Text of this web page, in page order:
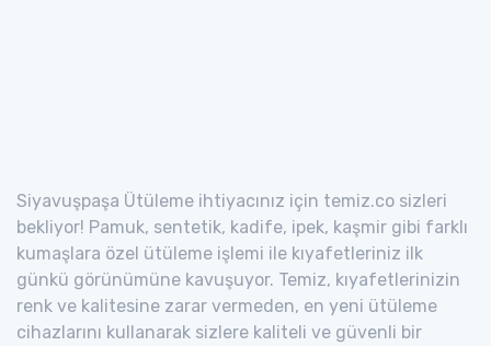
Siyavuşpaşa Ütüleme ihtiyacınız için temiz.co sizleri
bekliyor! Pamuk, sentetik, kadife, ipek, kaşmir gibi farklı
kumaşlara özel ütüleme işlemi ile kıyafetleriniz ilk
günkü görünümüne kavuşuyor. Temiz, kıyafetlerinizin
renk ve kalitesine zarar vermeden, en yeni ütüleme
cihazlarını kullanarak sizlere kaliteli ve güvenli bir